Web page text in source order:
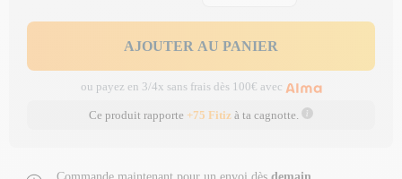
AJOUTER AU PANIER
ou payez en 3/4x sans frais dès 100€ avec
Ce produit rapporte +75 Fitiz à ta cagnotte.